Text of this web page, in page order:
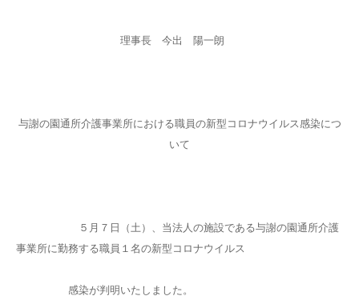
理事長 今出 陽一朗
与謝の園通所介護事業所における職員の新型コロナウイルス感染につ
いて
５月７日（土）、当法人の施設である与謝の園通所介護
事業所に勤務する職員１名の新型コロナウイルス
感染が判明いたしました。